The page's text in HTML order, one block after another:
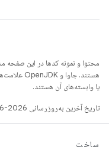
محتوا و نمونه کدها در این صفحه
یا وابسته‌های آن هستند.
تاریخ آخرین به‌روزرسانی 2026-06-22 به‌وقت ساعت هماهنگ جهانی.
ساخت